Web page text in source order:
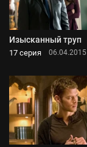
Изысканный труп
17 серия 06.04.2015